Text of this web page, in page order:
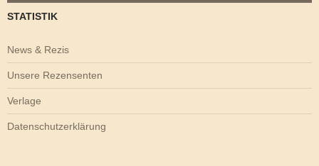
STATISTIK
News & Rezis
Unsere Rezensenten
Verlage
Datenschutzerklärung